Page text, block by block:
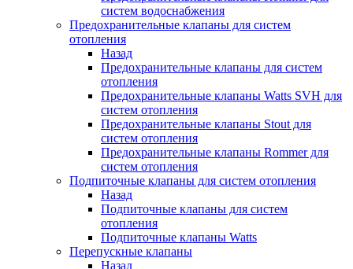
систем водоснабжения
Предохранительные клапаны для систем
отопления
Назад
Предохранительные клапаны для систем
отопления
Предохранительные клапаны Watts SVH для
систем отопления
Предохранительные клапаны Stout для
систем отопления
Предохранительные клапаны Rommer для
систем отопления
Подпиточные клапаны для систем отопления
Назад
Подпиточные клапаны для систем
отопления
Подпиточные клапаны Watts
Перепускные клапаны
Назад